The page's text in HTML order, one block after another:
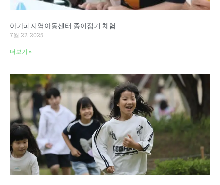
아가페지역아동센터 종이접기 체험
7월 22, 2025
더보기 »